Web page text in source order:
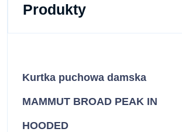
Produkty
Kurtka puchowa damska
MAMMUT BROAD PEAK IN
HOODED